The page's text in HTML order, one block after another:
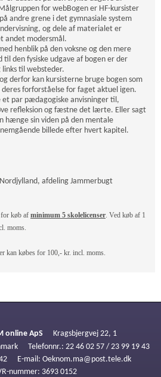
for webBogen er HF-kursister
andre grene i det gymnasiale system
og dele af materialet er
andet modersmål.
henblik på den voksne og den mere
den fysiske udgave af bogen er der
links til websteder.
derfor kan kursisterne bruge bogen som
forforståelse for faget aktuel igen.
par pædagogiske anvisninger til,
refleksion og fæstne det lærte. Eller sagt
hænge sin viden på den mentale
billede efter hvert kapitel.
afdeling Jammerbugt
for køb af minimum 5 skolelicenser. Ved køb af 1
moms.
kan købes for 100,- kr. incl. moms.
online ApS
Kragsbjergvej 22, 1
Telefonnr.: 22 46 02 57 / 23 99 19 43
E-mail : Oeknom.ma@post.tele.dk
nummer: 3693 0152